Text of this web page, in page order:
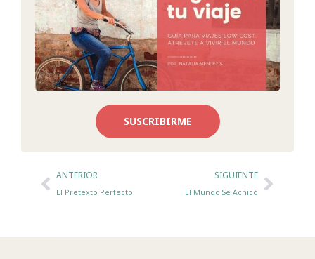
SUSCRIBIRME
AntANTERIOR
El Pretexto Perfecto
SIGUIENTE
El Mundo Se Achicó